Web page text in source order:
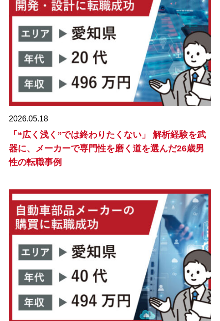
2026.05.18
「“広く浅く”では終わりたくない」 解析経験を武
器に、メーカーで専門性を磨く道を選んだ26歳男
性の転職事例